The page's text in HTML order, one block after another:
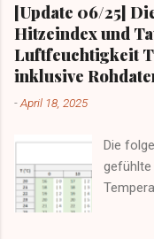
[Update 06/25]
Hitzeindex und
Luftfeuchtigkeit
inklusive
-April 18, 2025
Die
gefühlte
kalten